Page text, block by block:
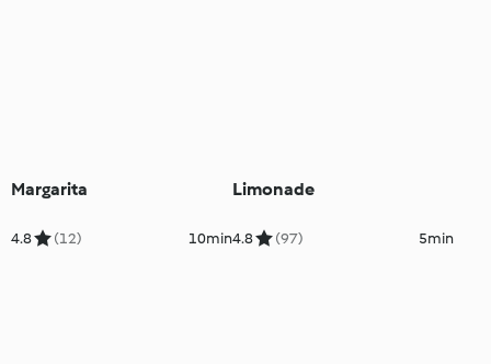
Margarita
4.8 (12) 10min
Limonade
4.8 (97) 5min